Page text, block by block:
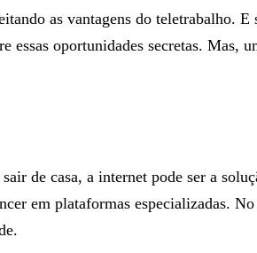
as vantagens do teletrabalho.
oportunidades secretas. Mas,
de casa, a internet pode ser a
em plataformas especializadas.